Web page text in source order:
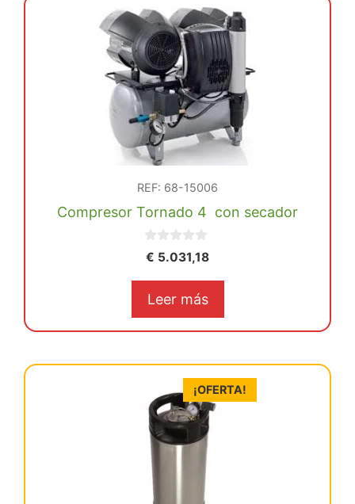
REF: 68-15006
Compresor Tornado 4 con secador
0
d
€ 5.031,18
Leer más
¡OFERTA!